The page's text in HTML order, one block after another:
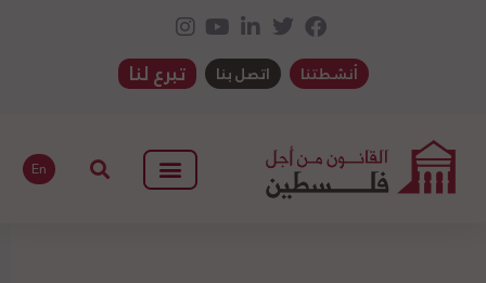
أنشطتنا اتصل بنا تبرع لنا
En